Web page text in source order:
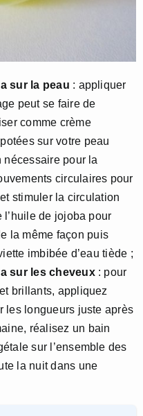
sur la peau : appliquer
peut se faire de
comme crème
sur votre peau
nécessaire pour la
circulaires pour
stimuler la circulation
de jojoba pour
la même façon puis
imbibée d’eau tiède ;
sur les cheveux: pour
brillants, appliquez
les longueurs juste après
réalisez un bain
sur l’ensemble des
la nuit dans une